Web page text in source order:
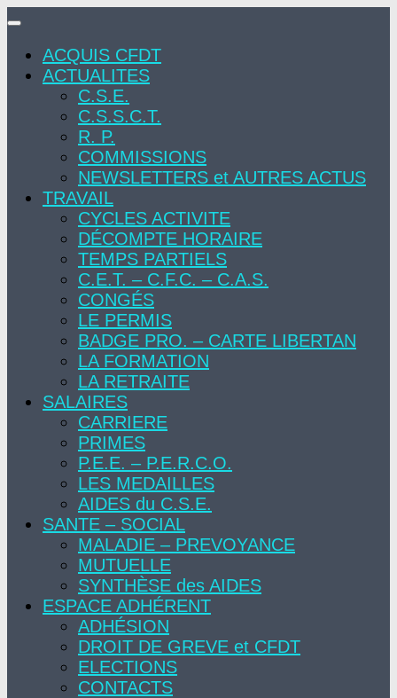
Skip
contentACQUIS CFDT
ACTUALITES
C.S.E.
C.S.S.C.T.
R. P.
COMMISSIONS
NEWSLETTERS et AUTRES ACTUS
TRAVAIL
CYCLES ACTIVITE
DÉCOMPTE HORAIRE
TEMPS PARTIELS
C.E.T. – C.F.C. – C.A.S.
CONGÉS
LE PERMIS
BADGE PRO. – CARTE LIBERTAN
LA FORMATION
LA RETRAITE
SALAIRES
CARRIERE
PRIMES
P.E.E. – P.E.R.C.O.
LES MEDAILLES
AIDES du C.S.E.
SANTE – SOCIAL
MALADIE – PREVOYANCE
MUTUELLE
SYNTHÈSE des AIDES
ESPACE ADHÉRENT
ADHÉSION
DROIT DE GREVE et CFDT
ELECTIONS
CONTACTS